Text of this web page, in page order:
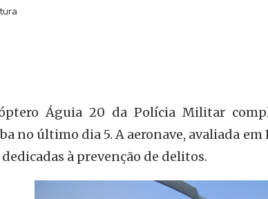
Águia 20 da Polícia Militar
no último dia 5. A aeronave, avaliada em
dedicadas à prevenção de delitos.